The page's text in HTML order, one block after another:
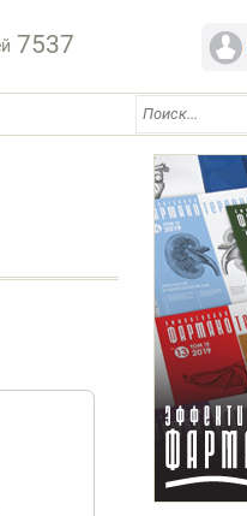
7537